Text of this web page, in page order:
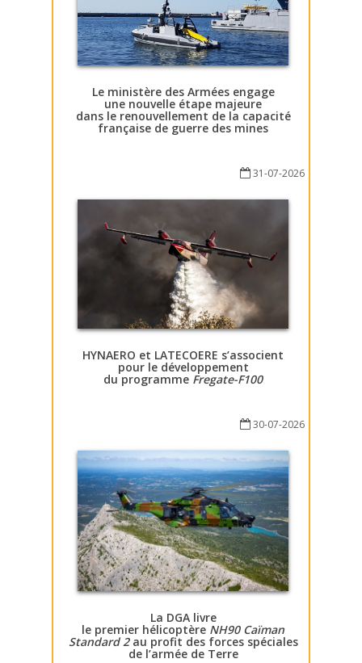
Le ministère des Armées engage
une nouvelle étape majeure
dans le renouvellement de la capacité
française de guerre des mines
31-07-2026
HYNAERO et LATECOERE s’associent
pour le développement
du programme Fregate-F100
30-07-2026
La DGA livre
le premier hélicoptère NH90 Caïman
Standard 2au profit des forces spéciales
de l’armée de Terre